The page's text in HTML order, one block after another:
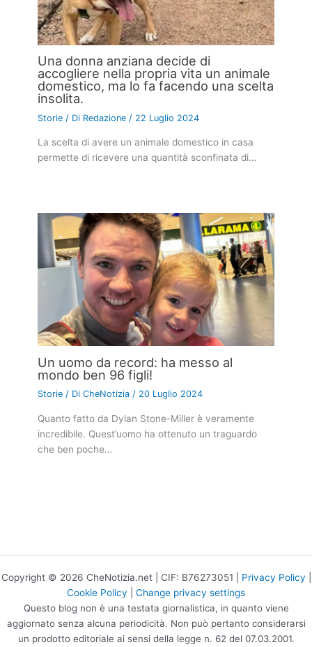
Una donna anziana decide di
accogliere nella propria vita un animale
domestico, ma lo fa facendo una scelta
insolita.
Storie / Di Redazione / 22 Luglio 2024
La scelta di avere un animale domestico in casa
permette di ricevere una quantità sconfinata di…
Un uomo da record: ha messo al
mondo ben 96 figli!
Storie / DiCheNotizia / 20 Luglio 2024
Quanto fatto da Dylan Stone-Miller è veramente
incredibile. Quest’uomo ha ottenuto un traguardo
che ben poche…
Copyright © 2026 CheNotizia.net | CIF: B76273051 | Privacy Policy
Cookie Policy
Change privacy settings
Questo blog non è una testata giornalistica, in quanto viene
aggiornato senza alcuna periodicità. Non può pertanto considerarsi
un prodotto editoriale ai sensi della legge n. 62 del 07.03.2001.